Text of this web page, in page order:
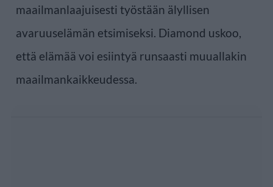
maailmanlaajuisesti työstään älyllisen
avaruuselämän etsimiseksi. Diamond uskoo,
että elämää voi esiintyä runsaasti muuallakin
maailmankaikkeudessa.